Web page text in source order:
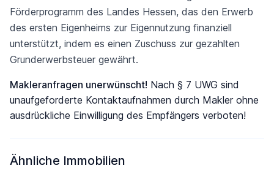
Förderprogramm des Landes Hessen, das den Erwerb
des ersten Eigenheims zur Eigennutzung finanziell
unterstützt, indem es einen Zuschuss zur gezahlten
Grunderwerbsteuer gewährt.
Makleranfragen unerwünscht! Nach § 7 UWG sind
unaufgeforderte Kontaktaufnahmen durch Makler ohne
ausdrückliche Einwilligung des Empfängers verboten!
Ähnliche Immobilien